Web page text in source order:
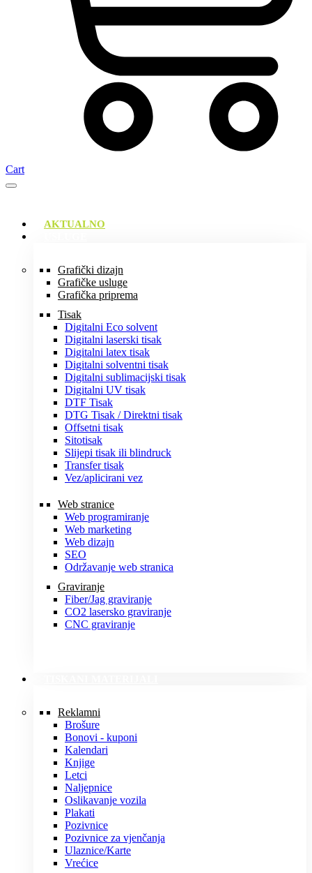
Cart
AKTUALNO
Grafički dizajn
Grafičke usluge
Grafička priprema
Tisak
Digitalni Eco solvent
Digitalni laserski tisak
Digitalni latex tisak
Digitalni solventni tisak
Digitalni sublimacijski tisak
Digitalni UV tisak
DTF Tisak
DTG Tisak / Direktni tisak
Offsetni tisak
Sitotisak
Slijepi tisak ili blindruck
Transfer tisak
Vez/aplicirani vez
Web stranice
Web programiranje
Web marketing
Web dizajn
SEO
Održavanje web stranica
Graviranje
Fiber/Jag graviranje
CO2 lasersko graviranje
CNC graviranje
Reklamni
Brošure
Bonovi - kuponi
Kalendari
Knjige
Letci
Naljepnice
Oslikavanje vozila
Plakati
Pozivnice
Pozivnice za vjenčanja
Ulaznice/Karte
Vrećice